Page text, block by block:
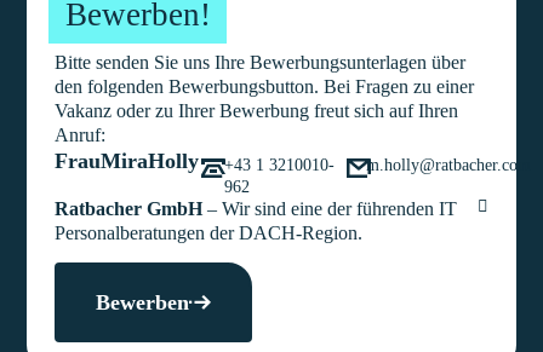
Bewerben!
Bitte senden Sie uns Ihre Bewerbungsunterlagen über
den folgenden Bewerbungsbutton. Bei Fragen zu einer
Vakanz oder zu Ihrer Bewerbung freut sich auf Ihren
Anruf:
FrauMiraHolly
+43 1 3210010-
962
m.holly@ratbacher.com
Ratbacher GmbH– Wir sind eine der führenden IT
Personalberatungen der DACH-Region.
Bewerben